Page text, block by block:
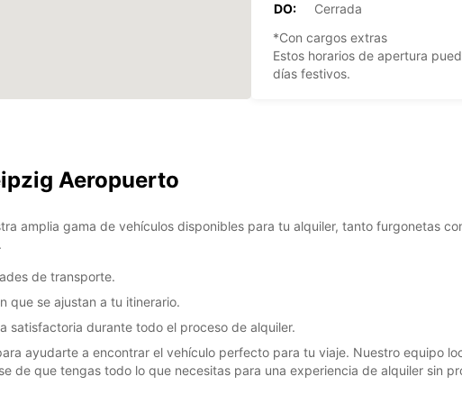
DO:
Cerrada
*Con cargos extras
Estos horarios de apertura
días festivos.
Aeropuerto
amplia gama de vehículos disponibles para tu alquiler, tanto furgonetas
de transporte.
que se ajustan a tu itinerario.
satisfactoria durante todo el proceso de alquiler.
ayudarte a encontrar el vehículo perfecto para tu viaje. Nuestro equipo
de que tengas todo lo que necesitas para una experiencia de alquiler sin